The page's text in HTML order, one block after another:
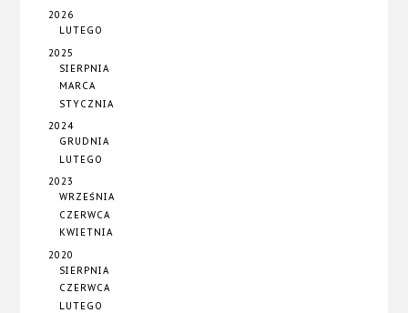
2026
LUTEGO
2025
SIERPNIA
MARCA
STYCZNIA
2024
GRUDNIA
LUTEGO
2023
WRZEŚNIA
CZERWCA
KWIETNIA
2020
SIERPNIA
CZERWCA
LUTEGO